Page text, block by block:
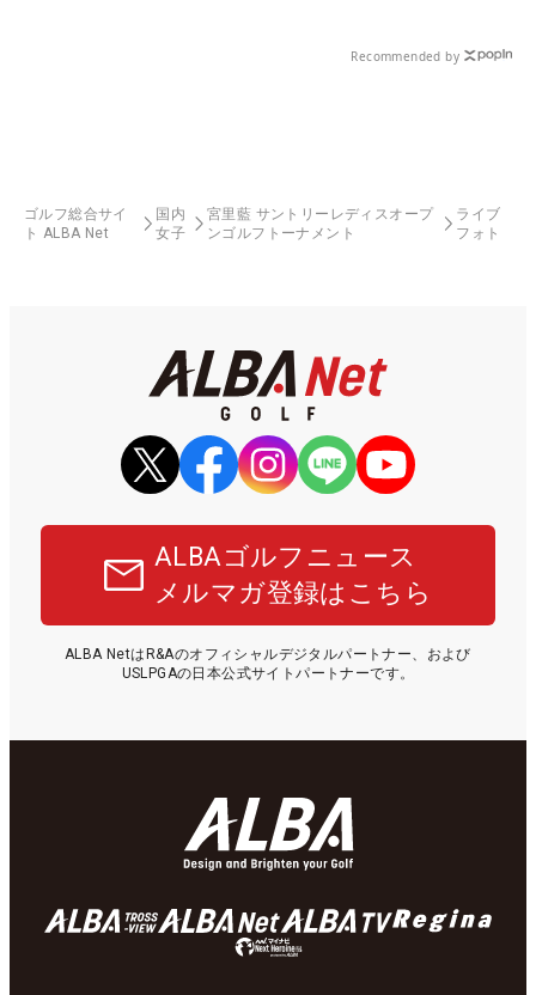
Recommended by
ゴルフ総合サイ
ト ALBA Net
国内
女子
宮里藍 サントリーレディスオープ
ンゴルフトーナメント
ライブ
フォト
ALBAゴルフニュース
メルマガ登録はこちら
ALBA NetはR&Aのオフィシャルデジタルパートナー、および
USLPGAの日本公式サイトパートナーです。